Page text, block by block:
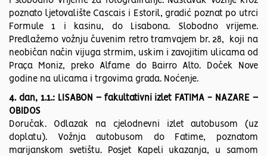
poznato ljetovalište Cascais i Estoril, gradić poznat po utrci
Formule 1 i kasinu, do Lisabona. Slobodno vrijeme.
Predlažemo vožnju čuvenim retro tramvajem br. 28, koji na
neobičan način vijuga strmim, uskim i zavojitim ulicama od
Praça Moniz, preko Alfame do Bairro Alto. Doček Nove
godine na ulicama i trgovima grada. Noćenje.
4. dan, 1.1.: LISABON – fakultativni izlet FATIMA - NAZARE –
OBIDOS
Doručak. Odlazak na cjelodnevni izlet autobusom (uz
doplatu). Vožnja autobusom do Fatime, poznatom
marijanskom svetištu. Posjet Kapeli ukazanja, u samom